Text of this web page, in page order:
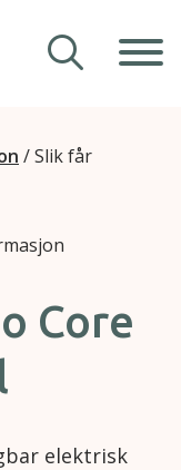
/Slik får
Core
elektrisk